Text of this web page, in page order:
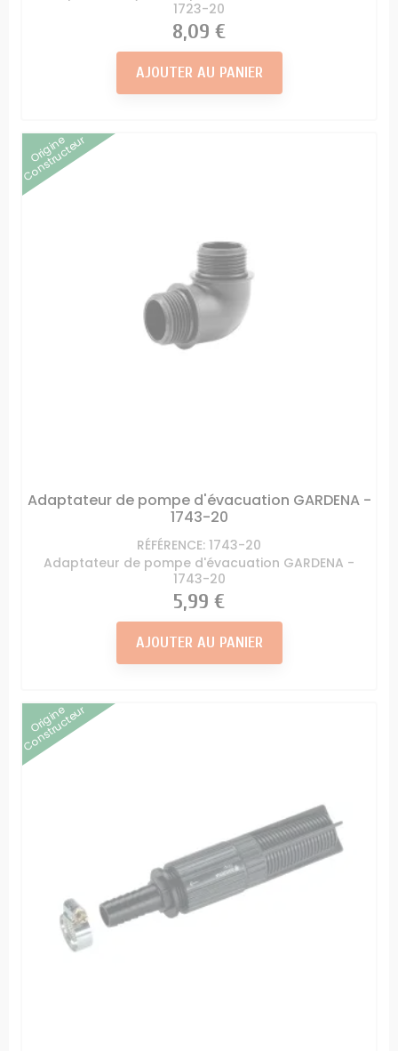
1723-20
Prix
8,09 €
AJOUTER AU PANIER
Origine
Constructeur
Adaptateur de pompe d'évacuation GARDENA -
1743-20
RÉFÉRENCE: 1743-20
Adaptateur de pompe d'évacuation GARDENA -
1743-20
Prix
5,99 €
AJOUTER AU PANIER
Origine
Constructeur